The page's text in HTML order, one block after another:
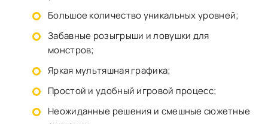
Большое количество уникальных уровней;
Забавные розыгрыши и ловушки для
монстров;
Яркая мультяшная графика;
Простой и удобный игровой процесс;
Неожиданные решения и смешные сюжетные